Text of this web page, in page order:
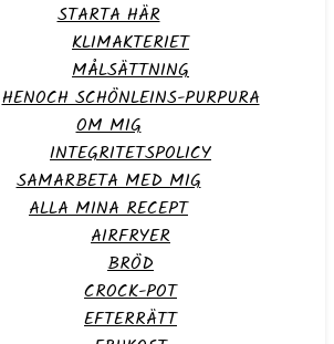
STARTA HÄR
KLIMAKTERIET
MÅLSÄTTNING
HENOCH SCHÖNLEINS-PURPURA
OM MIG
INTEGRITETSPOLICY
SAMARBETA MED MIG
ALLA MINA RECEPT
AIRFRYER
BRÖD
CROCK-POT
EFTERRÄTT